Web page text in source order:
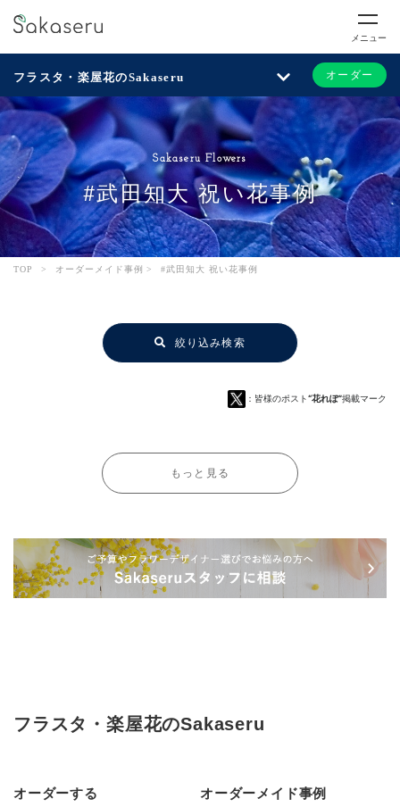
メニュー
フラスタ・楽屋花のSakaseru オーダー
Sakaseru Flowers
#武田知大 祝い花事例
TOP > オーダーメイド事例 > #武田知大 祝い花事例
絞り込み検索
：皆様のポスト“花れぽ”掲載マーク
もっと見る
フラスタ・楽屋花のSakaseru
オーダーする オーダーメイド事例